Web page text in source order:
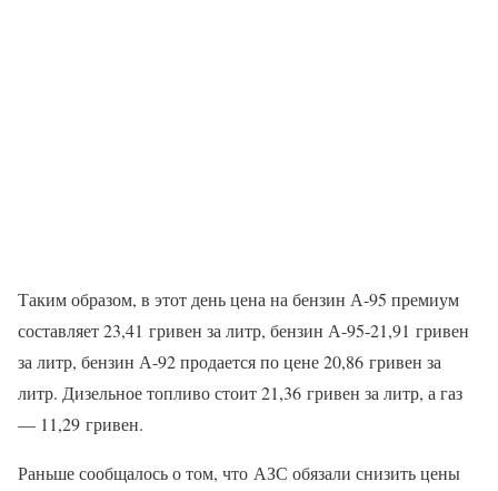
Таким образом, в этот день цена на бензин А-95 премиум
составляет 23,41 гривен за литр, бензин А-95-21,91 гривен
за литр, бензин А-92 продается по цене 20,86 гривен за
литр. Дизельное топливо стоит 21,36 гривен за литр, а газ
— 11,29 гривен.
Раньше сообщалось о том, что АЗС обязали снизить цены